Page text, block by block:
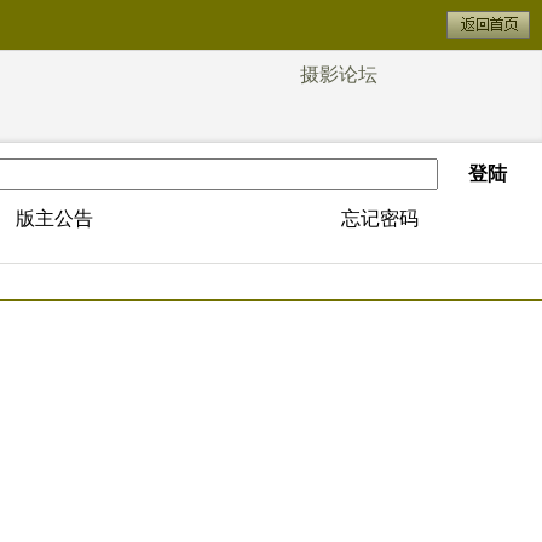
摄影论坛
登陆
版主公告 忘记密码